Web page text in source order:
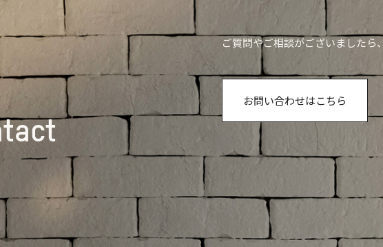
ご質問やご相談がございましたら
お問い合わせはこちら